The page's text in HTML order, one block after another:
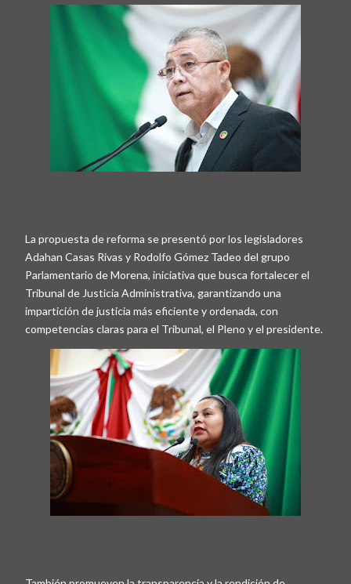
La propuesta de reforma se presentó por los legisladores
Adahan Casas Rivas y Rodolfo Gómez Tadeo del grupo
Parlamentario de Morena, iniciativa que busca fortalecer el
Tribunal de Justicia Administrativa, garantizando una
impartición de justicia más eficiente y ordenada, con
competencias claras para el Tribunal, el Pleno y el presidente.